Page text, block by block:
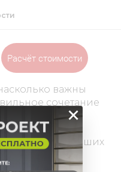
важны
сочетание
помещении.
от наших
премиальной
×
Расчёт стоимости